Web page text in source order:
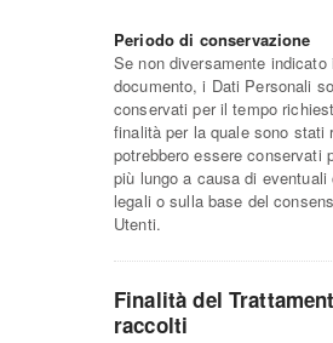
Periodo di conservazione
Se non diversamente indicato
documento, i Dati Personali
conservati per il tempo
finalità per la quale sono stati
potrebbero essere conservati
più lungo a causa di eventuali
legali o sulla base del
Utenti.
Finalità del
raccolti